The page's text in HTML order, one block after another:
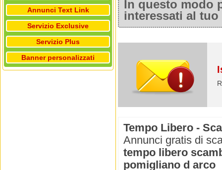
Annunci Text Link
Servizio Exclusive
Servizio Plus
Banner personalizzati
In questo modo
interessati al
Tempo Libero -
Annunci gratis di
tempo libero
pomigliano d arco